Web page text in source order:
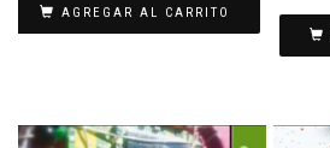
AGREGAR AL CARRITO